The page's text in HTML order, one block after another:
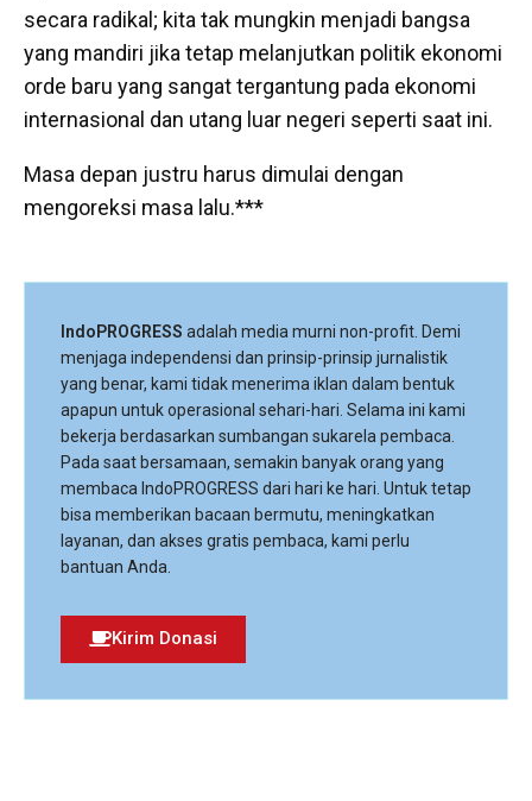
secara radikal; kita tak mungkin menjadi bangsa
yang mandiri jika tetap melanjutkan politik ekonomi
orde baru yang sangat tergantung pada ekonomi
internasional dan utang luar negeri seperti saat ini.
Masa depan justru harus dimulai dengan
mengoreksi masa lalu.***
IndoPROGRESS adalah media murni non-profit. Demi
menjaga independensi dan prinsip-prinsip jurnalistik
yang benar, kami tidak menerima iklan dalam bentuk
apapun untuk operasional sehari-hari. Selama ini kami
bekerja berdasarkan sumbangan sukarela pembaca.
Pada saat bersamaan, semakin banyak orang yang
membaca IndoPROGRESS dari hari ke hari. Untuk tetap
bisa memberikan bacaan bermutu, meningkatkan
layanan, dan akses gratis pembaca, kami perlu
bantuan Anda.
Kirim Donasi